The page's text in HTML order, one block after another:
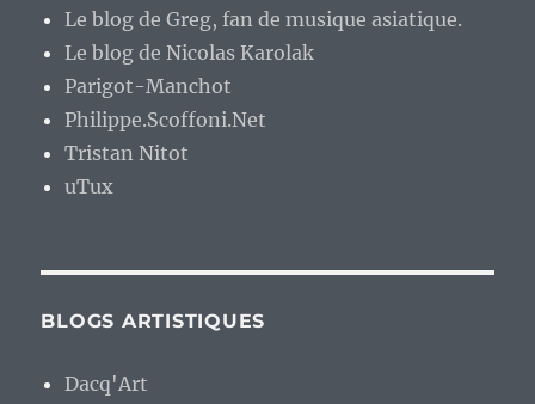
Le blog de Greg, fan de musique asiatique.
Le blog de Nicolas Karolak
Parigot-Manchot
Philippe.Scoffoni.Net
Tristan Nitot
uTux
BLOGS ARTISTIQUES
Dacq'Art